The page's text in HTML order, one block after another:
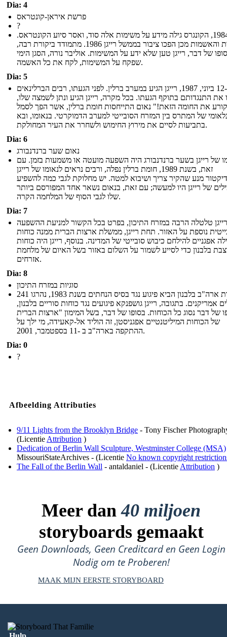
Dia: 4
פרשת איראן-קונטראס
?
בשנת 1984, הקונגרס גילה מידע על משימות אלה סוד, ואסר סיוע הקונטראס.
הפעולות והאשמות מכן הפכו ציבור בממשל רייגן 1986. מתמודד ביקורת רבה,
של דבר, רייגן טען שלא ידע על המשימות. אוליבר נורה, הסגן הימי
שפקח על המשימות, לקח את כל האשמה.
Dia: 5
ב -12 ביוני, 1987, רייגן הגיע במערב ברלין. לפני הגעתו, רבים הברלינאים
את התנגדותם בתוקף הגעתו. בכל מקרה, רייגן הגיע ונתן לשמצה שלו,
את החומה הזאת!" נאום התייחסות חומת ברלין, אשר הפך לסמל
של המתרס בין המזרח הסובייטי למערב הדמוקרטי. בנאומו, ובא
בתביעות לסיים את מירוץ החימוש ולשחרר את העיר המחולקת.
Dia: 6
נאום שער ברנדנבורג
של רייגן בשער ברנדנבורג היה השפעה מועטה או משמעות בזמן. עם
זאת, בשנת 1989, חומת ברלין נפלה, ורבים נראים לנאומו של רייגן
מנע שהקיר צריך ושיבוא למטה. יש מחלוקת לגבי כמה להשפיע
של רייגן היו למעשה; עם זאת, בנאום נשאר אחד המפורסם ביותר
שלו לגבי הסוף של המלחמה הקרה.
Dia: 7
רייגן טלטלה הרבה במזרח התיכון, בפרט בכל הקשור למניעת ההשפעה
נוספת על האזור. תחת רייגן, ממשלת ארצות הברית ממנה כוחות
אפגניים להילחם כיבוש סובייטי של המדינה. בנוסף, רייגן היה כוחות
בלבנון כדי לסייע לשמור על השלום באזור בשל האיום של מלחמת
אזרחים.
Dia: 8
סוגיות במזרח התיכון
נוכחות ארה"ב בלבנון הביא פיגוע נגד בסיס הנחתים בשנת 1983, נהרגו 241
אמריקנים. בתגובה, רייגן גושפנקא פיגועים נגד כוחות סוריים בלבנון,
של דבר נסוג כל הכוחות. בסופו של דבר, בשל המימון "ארצות הברית
של הכוחות המיליטנטיים אפגניסטן, זה הוליד אל-קאעידה, מי ילך על
ההתקפה בארה"ב ב -11 בספטמבר, 2001.
Dia: 0
?
Afbeelding Attributies
9/11 Lights from the Brooklyn Bridge - Tony Fischer
(Licentie Attribution )
Dedication of Berlin Wall Sculpture, Westminster College (MSA)
MissouriStateArchives - (Licentie No known copyright
The Fall of the Berlin Wall - antaldaniel - (Licentie Attribution )
Meer dan40 miljoen
storyboards gemaakt
Geen Downloads, Geen Creditcard en Geen Login
Nodig om te Proberen!
MAAK MIJN EERSTE STORYBOARD